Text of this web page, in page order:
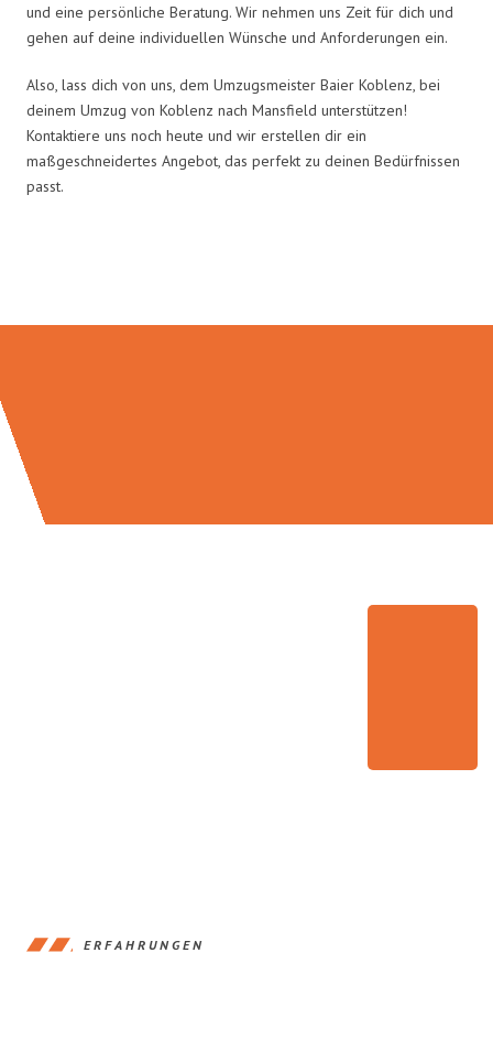
und eine persönliche Beratung. Wir nehmen uns Zeit für dich und
gehen auf deine individuellen Wünsche und Anforderungen ein.
Also, lass dich von uns, dem Umzugsmeister Baier Koblenz, bei
deinem Umzug von Koblenz nach Mansfield unterstützen!
Kontaktiere uns noch heute und wir erstellen dir ein
maßgeschneidertes Angebot, das perfekt zu deinen Bedürfnissen
passt.
ERFAHRUNGEN